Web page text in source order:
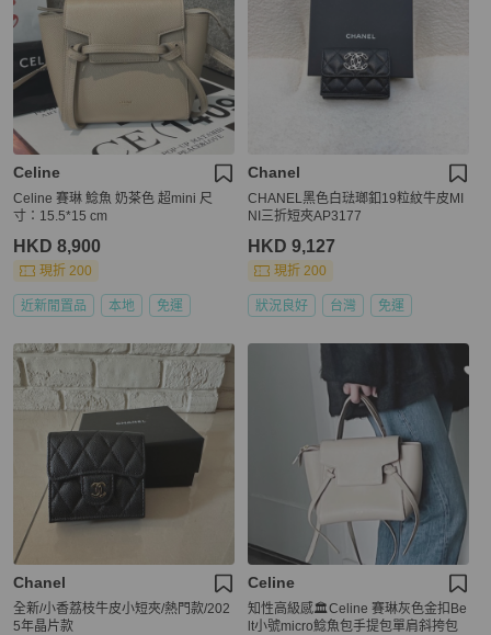
Celine
Celine 賽琳 鯰魚 奶茶色 超mini 尺
寸：15.5*15 cm
HKD 8,900
現折 200
近新閒置品 本地 免運
Chanel
CHANEL黑色白琺瑯釦19粒紋牛皮MI
NI三折短夾AP3177
HKD 9,127
現折 200
狀況良好 台灣 免運
Chanel
全新/小香荔枝牛皮小短夾/熱門款/202
5年晶片款
Celine
知性高級感🏛️Celine 賽琳灰色金扣Be
lt小號micro鯰魚包手提包單肩斜挎包